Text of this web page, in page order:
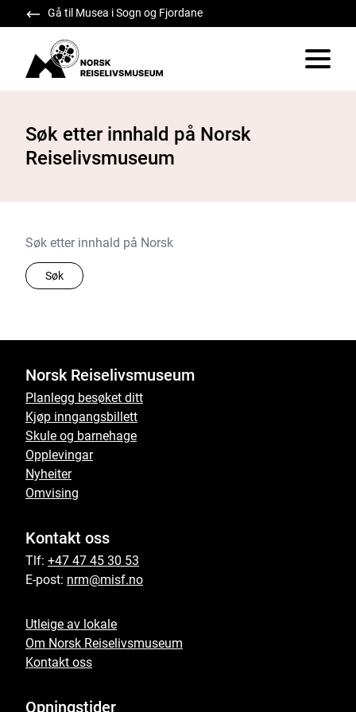
Gå til Musea i Sogn og Fjordane
Norsk Reiselivsmuseum
Vis/skjul
Søk etter innhald på Norsk
Reiselivsmuseum
Søk
Norsk Reiselivsmuseum
Planlegg besøket ditt
Kjøp inngangsbillett
Skule og barnehage
Opplevingar
Nyheiter
Omvising
Kontakt oss
Tlf: +47 47 45 30 53
E-post: nrm@misf.no
Utleige av lokale
Om Norsk Reiselivsmuseum
Kontakt oss
Opningstider